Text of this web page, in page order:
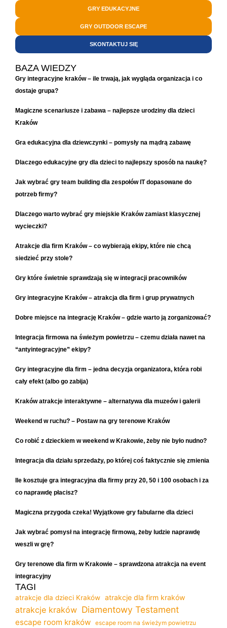
GRY EDUKACYJNE
GRY OUTDOOR ESCAPE
SKONTAKTUJ SIĘ
BAZA WIEDZY
Gry integracyjne kraków – ile trwają, jak wygląda organizacja i co
dostaje grupa?
Magiczne scenariusze i zabawa – najlepsze urodziny dla dzieci
Kraków
Gra edukacyjna dla dziewczynki – pomysły na mądrą zabawę
Dlaczego edukacyjne gry dla dzieci to najlepszy sposób na naukę?
Jak wybrać gry team building dla zespołów IT dopasowane do
potrzeb firmy?
Dlaczego warto wybrać gry miejskie Kraków zamiast klasycznej
wycieczki?
Atrakcje dla firm Kraków – co wybierają ekipy, które nie chcą
siedzieć przy stole?
Gry które świetnie sprawdzają się w integracji pracowników
Gry integracyjne Kraków – atrakcja dla firm i grup prywatnych
Dobre miejsce na integrację Kraków – gdzie warto ją zorganizować?
Integracja firmowa na świeżym powietrzu – czemu działa nawet na
“antyintegracyjne” ekipy?
Gry integracyjne dla firm – jedna decyzja organizatora, która robi
cały efekt (albo go zabija)
Kraków atrakcje interaktywne – alternatywa dla muzeów i galerii
Weekend w ruchu? – Postaw na gry terenowe Kraków
Co robić z dzieckiem w weekend w Krakowie, żeby nie było nudno?
Integracja dla działu sprzedaży, po której coś faktycznie się zmienia
Ile kosztuje gra integracyjna dla firmy przy 20, 50 i 100 osobach i za
co naprawdę płacisz?
Magiczna przygoda czeka! Wyjątkowe gry fabularne dla dzieci
Jak wybrać pomysł na integrację firmową, żeby ludzie naprawdę
weszli w grę?
Gry terenowe dla firm w Krakowie – sprawdzona atrakcja na event
integracyjny
TAGI
atrakcje dla dzieci Kraków atrakcje dla firm kraków
atrakcje kraków Diamentowy Testament
escape room kraków escape room na świeżym powietrzu